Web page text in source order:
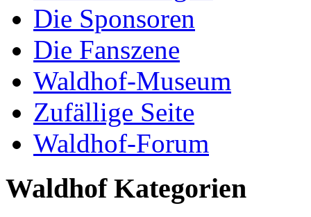
Die Sponsoren
Die Fanszene
Waldhof-Museum
Zufällige Seite
Waldhof-Forum
Waldhof Kategorien